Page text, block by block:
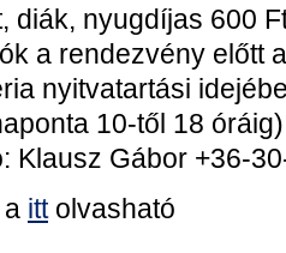
diák, nyugdíjas 600
a rendezvény előtt
nyitvatartási
10-től 18 óráig)
Klausz Gábor +36-
ittolvasható